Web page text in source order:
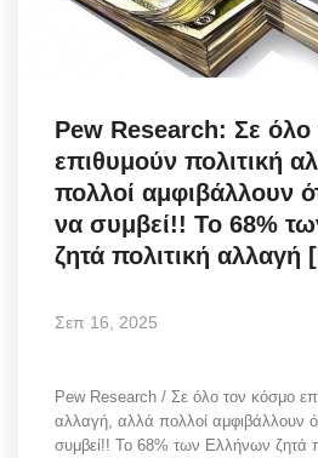
Style Adorés
Entertainment
Mykonos Ticker TV
Pew Research: Σε όλο
επιθυμούν πολιτική
πολλοί αμφιβάλλουν
να συμβεί!! Το 68%
ζητά πολιτική
Σεπ 16, 2025
Pew Research / Σε όλο τον κόσμο
αλλαγή, αλλά πολλοί αμφιβάλλουν
συμβεί!! Το 68% των Ελλήνων ζητά